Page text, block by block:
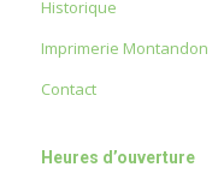
Historique
Imprimerie Montandon
Contact
Heures d’ouverture